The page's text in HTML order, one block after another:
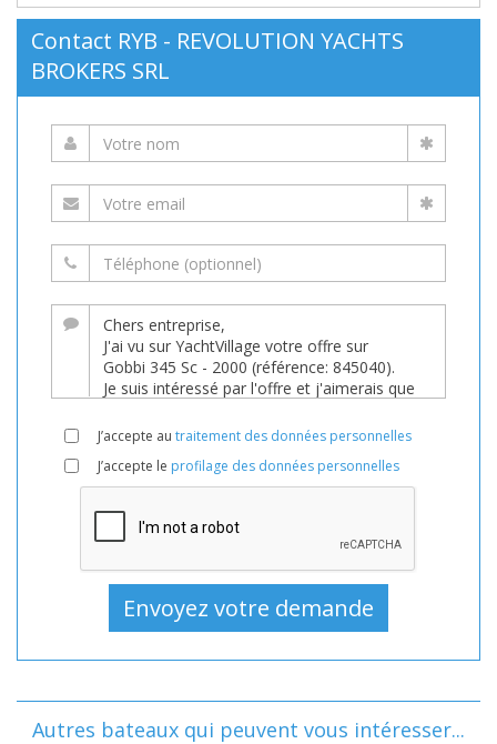
Contact RYB - REVOLUTION YACHTS
BROKERS SRL
J’accepte au traitement des données personnelles
J’accepte le profilage des données personnelles
Autres bateaux qui peuvent vous intéresser...